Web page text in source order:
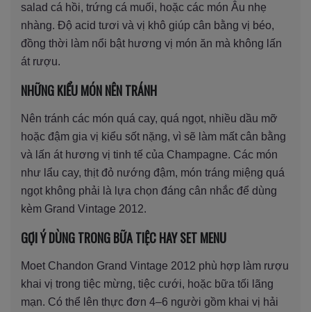
salad cá hồi, trứng cá muối, hoặc các món Âu nhẹ
nhàng. Độ acid tươi và vị khô giúp cân bằng vị béo,
đồng thời làm nổi bật hương vị món ăn mà không lấn
át rượu.
NHỮNG KIỂU MÓN NÊN TRÁNH
Nên tránh các món quá cay, quá ngọt, nhiều dầu mỡ
hoặc đậm gia vị kiểu sốt nặng, vì sẽ làm mất cân bằng
và lấn át hương vị tinh tế của Champagne. Các món
như lẩu cay, thịt đỏ nướng đậm, món tráng miệng quá
ngọt không phải là lựa chọn đáng cân nhắc để dùng
kèm Grand Vintage 2012.
GỢI Ý DÙNG TRONG BỮA TIỆC HAY SET MENU
Moet Chandon Grand Vintage 2012 phù hợp làm rượu
khai vị trong tiệc mừng, tiệc cưới, hoặc bữa tối lãng
mạn. Có thể lên thực đơn 4–6 người gồm khai vị hải